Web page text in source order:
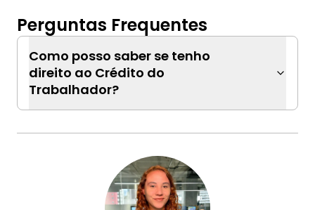
Perguntas Frequentes
Como posso saber se tenho
direito ao Crédito do
Trabalhador?